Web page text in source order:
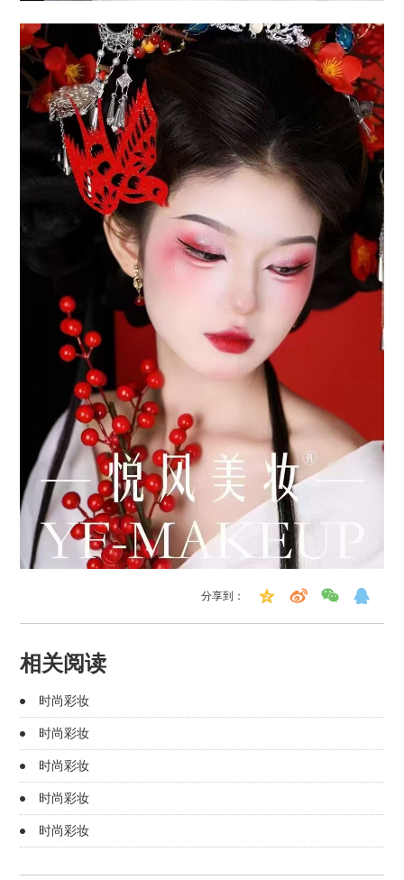
分享到：
相关阅读
时尚彩妆
时尚彩妆
时尚彩妆
时尚彩妆
时尚彩妆